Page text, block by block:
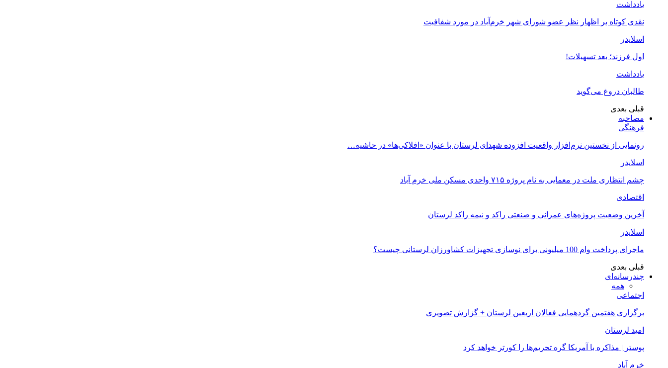
یادداشت
نقدی کوتاه بر اظهار نظر عضو شورای شهر خرم‌آباد در مورد شفافیت
اسلایدر
اول فرزند؛ بعد تسهیلات!
یادداشت
طالبان دروغ می‌گوید
قبلی بعدی
مصاحبه
فرهنگی
رونمایی از نخستین نرم‌افزار واقعیت افزوده شهدای لرستان با عنوان «افلاکی‌ها» در حاشیه…
اسلایدر
چشم انتظاری ملت در معمایی به نام پروژه ۷۱۵ واحدی مسکن ملی خرم آباد
اقتصادی
آخرین وضعیت پروژه‌های عمرانی و صنعتی راکد و نیمه راکد لرستان
اسلایدر
ماجرای پرداخت وام 100 میلیونی برای نوسازی تجهیزات کشاورزان لرستانی چیست؟
قبلی بعدی
چندرسانه‌ای
همه
اجتماعی
برگزاری هفتمین گردهمایی فعالان اربعین لرستان + گزارش تصویری
امید لرستان
پوستر | مذاکره با آمریکا گره تحریم‌ها را کورتر خواهد کرد
خرم آباد